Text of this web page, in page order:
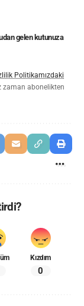
gelen kutunuza
Politikamızdaki
zaman abonelikten
Kızdım
0